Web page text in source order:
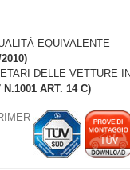
EQUIVALENTE
DELLE VETTURE
ART. 14 C)